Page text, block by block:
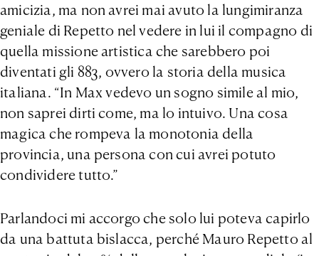
amicizia, ma non avrei mai avuto la lungimiranza
geniale di Repetto nel vedere in lui il compagno di
quella missione artistica che sarebbero poi
diventati gli 883, ovvero la storia della musica
italiana. “In Max vedevo un sogno simile al mio,
non saprei dirti come, ma lo intuivo. Una cosa
magica che rompeva la monotonia della
provincia, una persona con cui avrei potuto
condividere tutto.”
Parlandoci mi accorgo che solo lui poteva capirlo
da una battuta bislacca, perché Mauro Repetto al